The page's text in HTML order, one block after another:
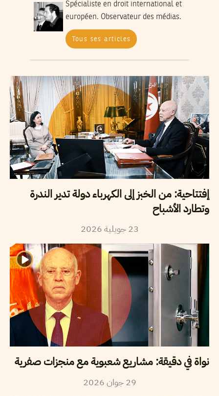
Spécialiste en droit international et
européen. Observateur des médias.
Tous ses articles
إفتتاحية: من الخبز إلى الكهرباء دولة تدير الندرة
وتطارد الأشباح
23 جويلية2026
نواة في دقيقة: مشاريع شعبوية مع منجزات صفرية
29 جوان2026